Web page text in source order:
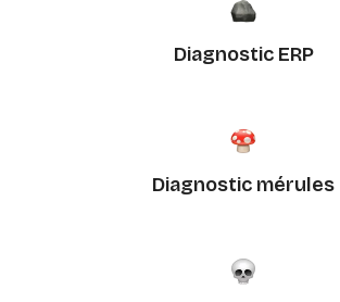
Diagnostic ERP
Diagnostic mérules